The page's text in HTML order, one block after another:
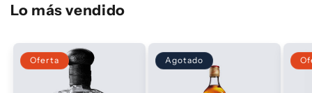
Lo más vendido
Oferta Agotado